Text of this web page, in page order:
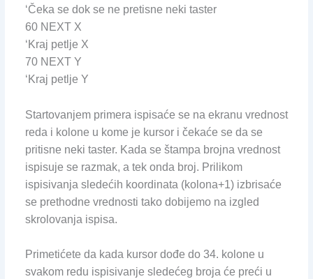
‘Čeka se dok se ne pretisne neki taster
60 NEXT X
‘Kraj petlje X
70 NEXT Y
‘Kraj petlje Y
Startovanjem primera ispisaće se na ekranu vrednost
reda i kolone u kome je kursor i čekaće se da se
pritisne neki taster. Kada se štampa brojna vrednost
ispisuje se razmak, a tek onda broj. Prilikom
ispisivanja sledećih koordinata (kolona+1) izbrisaće
se prethodne vrednosti tako dobijemo na izgled
skrolovanja ispisa.
Primetićete da kada kursor dođe do 34. kolone u
svakom redu ispisivanje sledećeg broja će preći u